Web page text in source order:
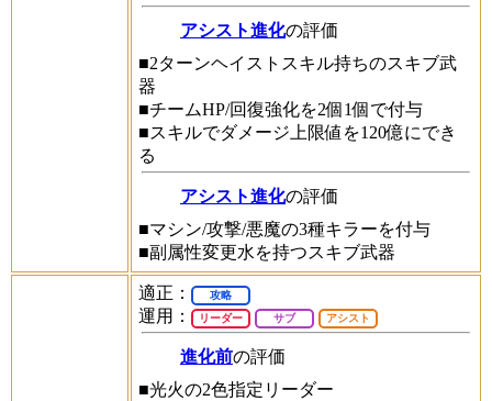
アシスト進化の評価
■2ターンヘイストスキル持ちのスキブ武
器
■チームHP/回復強化を2個1個で付与
■スキルでダメージ上限値を120億にでき
る
アシスト進化の評価
■マシン/攻撃/悪魔の3種キラーを付与
■副属性変更水を持つスキブ武器
適正： 攻略
運用： リーダー サブ アシスト
進化前の評価
■光火の2色指定リーダー